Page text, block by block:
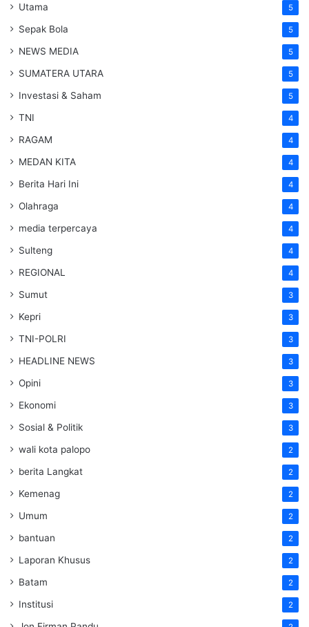
Utama 5
Sepak Bola 5
NEWS MEDIA 5
SUMATERA UTARA 5
Investasi & Saham 5
TNI 4
RAGAM 4
MEDAN KITA 4
Berita Hari Ini 4
Olahraga 4
media terpercaya 4
Sulteng 4
REGIONAL 4
Sumut 3
Kepri 3
TNI-POLRI 3
HEADLINE NEWS 3
Opini 3
Ekonomi 3
Sosial & Politik 3
wali kota palopo 2
berita Langkat 2
Kemenag 2
Umum 2
bantuan 2
Laporan Khusus 2
Batam 2
Institusi 2